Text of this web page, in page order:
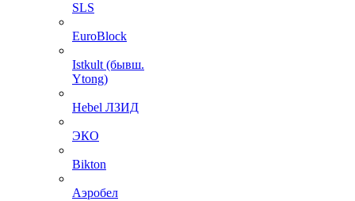
SLS
EuroBlock
Istkult (бывш.
Ytong)
Hebel ЛЗИД
ЭКО
Bikton
Аэробел